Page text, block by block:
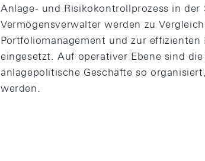
Anlage- und Risikokontrollprozess in
Vermögensverwalter werden zu
Portfoliomanagement und zur effizienten
eingesetzt. Auf operativer Ebene sind
anlagepolitische Geschäfte so
werden.